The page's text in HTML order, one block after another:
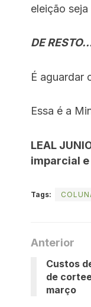
eleição
DE
É aguardar
Essa é a
LEAL
imparcial
Tags:
Anterior
Custos
de
março